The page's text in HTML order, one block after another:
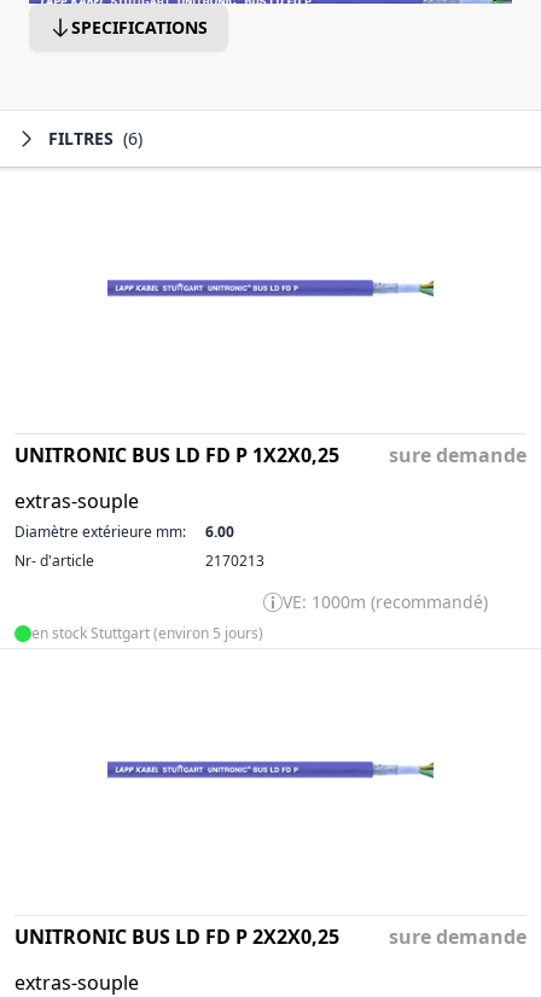
SPECIFICATIONS
FILTRES (6)
UNITRONIC BUS LD FD P 1X2X0,25
extras-souple
sure demande
Diamètre extérieure mm:
6.00
Nr- d'article
2170213
VE: 1000m (recommandé)
en stock Stuttgart (environ 5 jours)
UNITRONIC BUS LD FD P 2X2X0,25
extras-souple
sure demande